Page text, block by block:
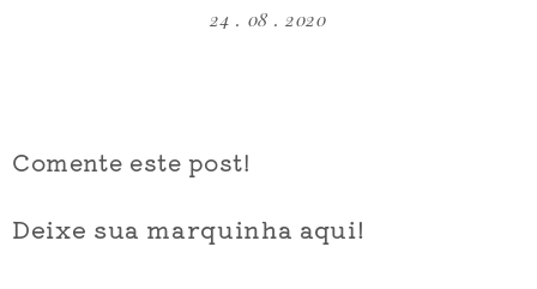
24 . 08 . 2020
Comente este post!
Deixe sua marquinha aqui!